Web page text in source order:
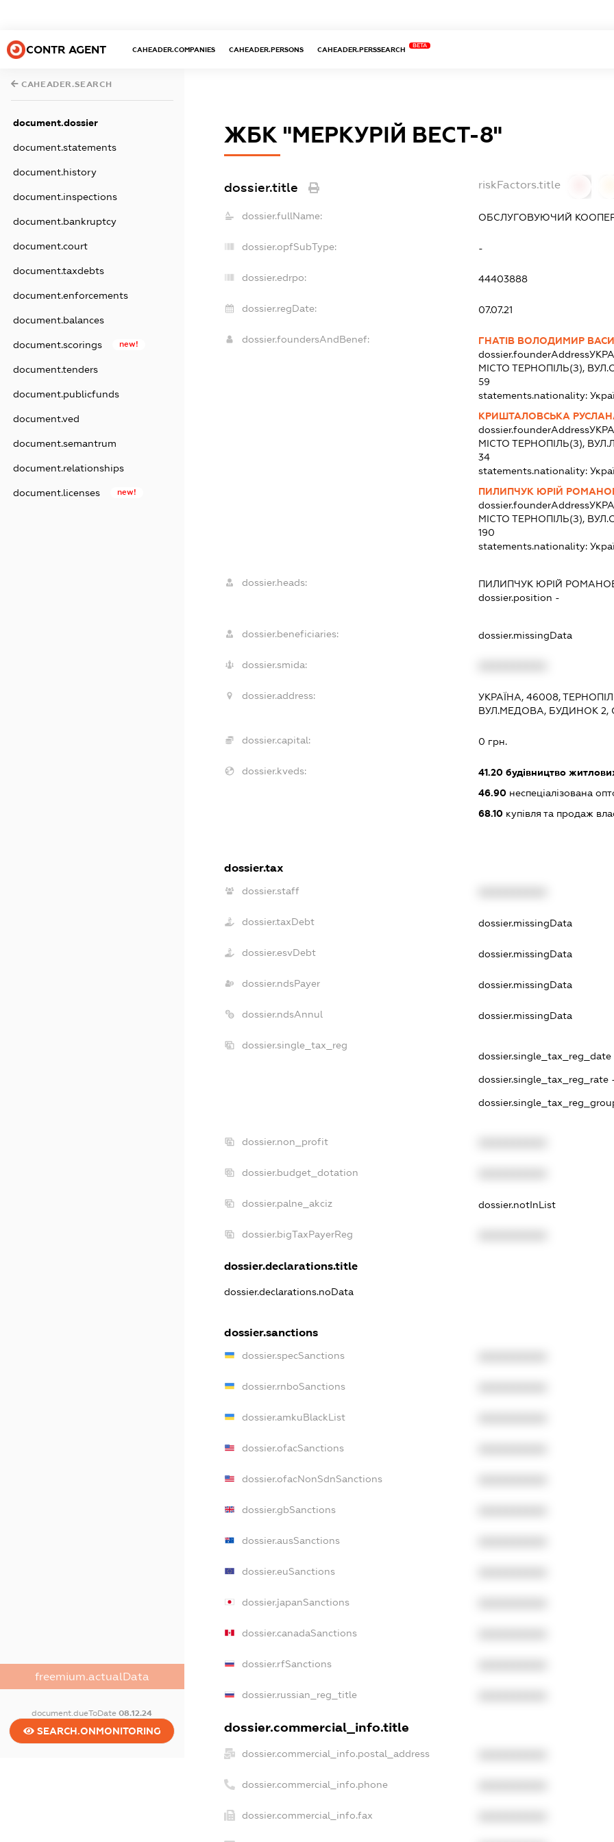
CONTR AGENT CAHEADER.COMPANIES CAHEADER.PERSONS CAHEADER.PERSSEARCH
BETA
CAHEADER.SEARCH
document.dossier
document.statements
document.history
document.inspections
document.bankruptcy
document.court
document.taxdebts
document.enforcements
document.balances
document.scorings new!
document.tenders
document.publicfunds
document.ved
document.semantrum
document.relationships
document.licenses new!
freemium.actualData
document.dueToDate08.12.24
SEARCH.ONMONITORING
ЖБК "МЕРКУРІЙ ВЕСТ-8"
dossier.title riskFactors.title
dossier.fullName: ОБСЛУГОВУЮЧИЙ
dossier.opfSubType: -
dossier.edrpo: 44403888
dossier.regDate: 07.07.21
dossier.foundersAndBenef:
ГНАТІВ ВОЛОДИМИР
dossier.founderAddress
МІСТО ТЕРНОПІЛЬ(З),
59
statements.nationality:
КРИШТАЛОВСЬКА
dossier.founderAddress
МІСТО ТЕРНОПІЛЬ(З),
34
statements.nationality:
ПИЛИПЧУК ЮРІЙ
dossier.founderAddress
МІСТО ТЕРНОПІЛЬ(З),
190
statements.nationality:
dossier.heads: ПИЛИПЧУК ЮРІЙ
dossier.position -
dossier.beneficiaries: dossier.missingData
dossier.smida:
dossier.address:
УКРАЇНА, 46008,
ВУЛ.МЕДОВА, БУДИНОК 2,
dossier.capital: 0 грн.
dossier.kveds: 41.20будівництво
46.90неспеціалізована
68.10купівля та продаж
dossier.tax
dossier.staff
dossier.taxDebt dossier.missingData
dossier.esvDebt dossier.missingData
dossier.ndsPayer dossier.missingData
dossier.ndsAnnul dossier.missingData
dossier.single_tax_reg
dossier.single_tax_reg_date
dossier.single_tax_reg_rate
dossier.non_profit
dossier.budget_dotation
dossier.palne_akciz dossier.notInList
dossier.bigTaxPayerReg
dossier.declarations.title
dossier.declarations.noData
dossier.sanctions
dossier.specSanctions
dossier.rnboSanctions
dossier.amkuBlackList
dossier.ofacSanctions
dossier.ofacNonSdnSanctions
dossier.gbSanctions
dossier.ausSanctions
dossier.euSanctions
dossier.japanSanctions
dossier.canadaSanctions
dossier.rfSanctions
dossier.russian_reg_title
dossier.commercial_info.title
dossier.commercial_info.postal_address
dossier.commercial_info.phone
dossier.commercial_info.fax